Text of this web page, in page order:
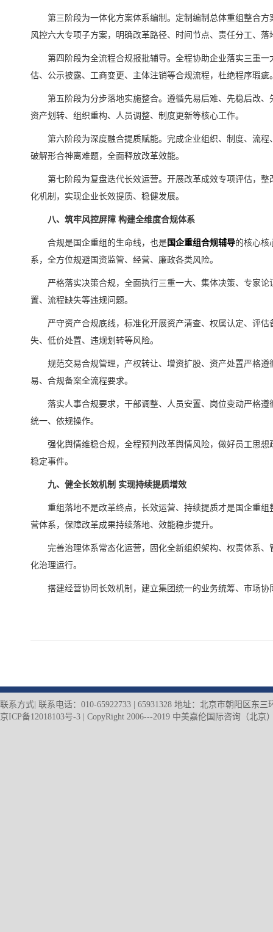
第三阶段为一体化方案体系编制。定制编制总体重组整合
风控六大专项子方案，明确改革路径、时间节点、责任分工、落
第四阶段为全流程合规报批辅导。全程协助企业落实三重
估、公示披露、工商变更、主体注销等合规流程，杜绝程序瑕疵
第五阶段为分步落地实施整合。遵循先易后难、先稳后改
资产划转、组织重构、人员调整、制度更新等核心工作。
第六阶段为深度融合提质赋能。完成企业组织、制度、流
破解形合神离难题，全面释放改革效能。
第七阶段为复盘迭代长效运营。开展改革成效专项评估，
化机制，实现企业长效提质、稳健发展。
八、筑牢风控屏障 构建全维度合规体系
合规是国企重组的生命线，也是国企重组合规辅导的核心核
系，全方位规避国资监管、经营、廉政各类风险。
严格落实决策合规，全面执行三重一大、集体决策、专家
置、流程缺失等违规问题。
严守资产合规底线，标准化开展资产清查、权属认定、评
失、低价处置、违规划转等风险。
规范交易合规管理，产权转让、增资扩股、资产处置严格
易、合规备案全流程要求。
落实人事合规要求，干部调整、人员安置、岗位变动严格
统一、依规操作。
强化舆情维稳合规，全程预判改革舆情风险，做好员工思
稳定事件。
九、健全长效机制 实现持续提质增效
重组落地不是改革终点，长效运营、持续提质才是国企重
营体系，保障改革成果持续落地、效能稳步提升。
完善治理体系常态化运营，固化全新组织架构、权责体系
化治理运行。
搭建经营协同长效机制，建立集团统一的业务统筹、市场
联系方式| 联系电话：010-65922733 | 65931328 地址：北京市朝阳区东
京ICP备12018103号-3 | CopyRight 2006---2019 中美嘉伦国际咨询（北